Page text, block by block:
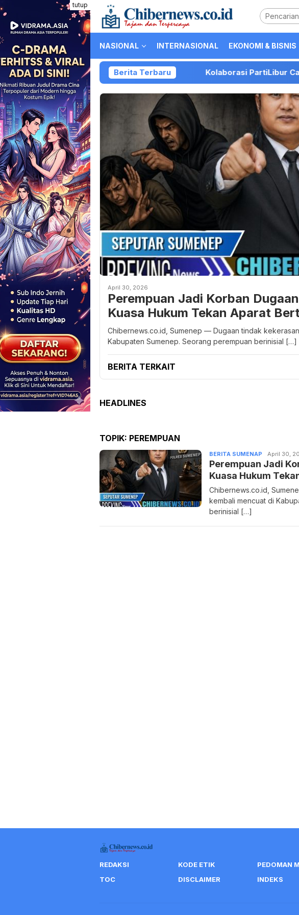
Loncat
ke
konten
tutup
NASIONAL INTERNASIONAL EKONOMI & BISNIS
Berita TerbaruKolaborasi PartiLibur Caravan dan
April 30, 2026
Perempuan Jadi Korban
Kuasa Hukum Tekan Aparat
Chibernews.co.id, Sumenep — Dugaan tindak
Kabupaten Sumenep. Seorang perempuan berinisial […]
BERITA TERKAIT
HEADLINES
TOPIK: PEREMPUAN
BERITA SUMENAP Admin
April 30,
Perempuan Jadi
Kuasa Hukum
Chibernews.co.id,
kembali mencuat di
berinisial […]
REDAKSI KODE ETIK
PEDOMAN
TOC
DISCLAIMER INDEKS